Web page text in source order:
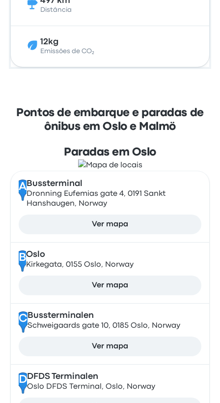
Distância
12kg
Emissões de CO₂
Pontos de embarque e paradas de
ônibus em Oslo e Malmö
Paradas em Oslo
A Bussterminal
Dronning Eufemias gate 4, 0191 Sankt
Hanshaugen, Norway
Ver mapa
BOslo
Kirkegata, 0155 Oslo, Norway
Ver mapa
CBussterminalen
Schweigaards gate 10, 0185 Oslo, Norway
Ver mapa
DDFDS Terminalen
Oslo DFDS Terminal, Oslo, Norway